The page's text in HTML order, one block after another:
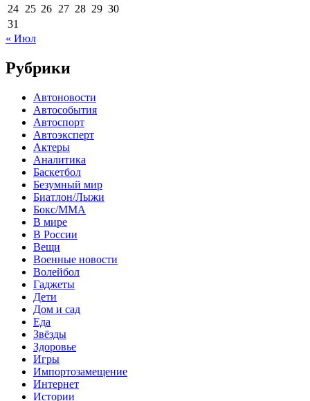
24 25 26 27 28 29 30
31
« Июл
Рубрики
Автоновости
Автособытия
Автоспорт
Автоэксперт
Актеры
Аналитика
Баскетбол
Безумный мир
Биатлон/Лыжи
Бокс/MMA
В мире
В России
Вещи
Военные новости
Волейбол
Гаджеты
Дети
Дом и сад
Еда
Звёзды
Здоровье
Игры
Импортозамещение
Интернет
Истории